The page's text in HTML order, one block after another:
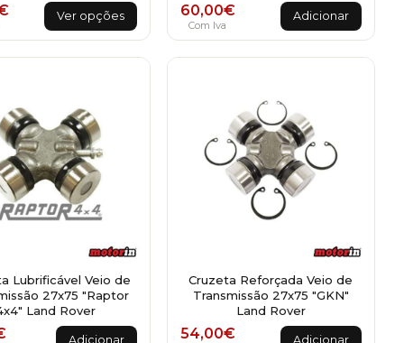
Ver opções
This
product
has
multiple
options
may
be
chosen
on
the
product
60,00€
Com Iva
Adicionar
Lubrificável Veio de
27x75 "Raptor
Land Rover
Adicionar
Cruzeta Reforçada Veio de
Transmissão 27x75 "GKN"
Land Rover
54,00€ Adicionar